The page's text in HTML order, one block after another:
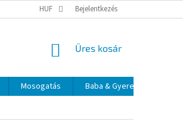
HUF Bejelentkezés
KOSÁR
Üres kosár
Mosogatás Baba & Gyerek